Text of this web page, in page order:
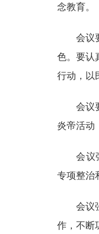
念教育。
会议要
色。要认
行动，以
会议要
炎帝活动
会议强
专项整治
会议强
作，不断